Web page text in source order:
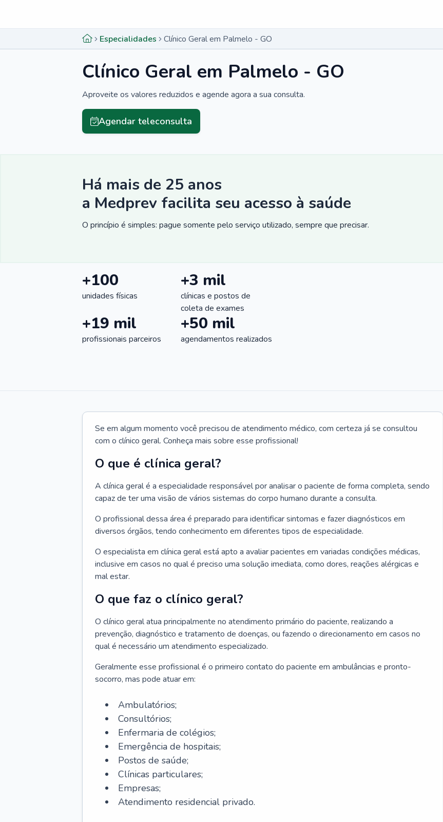
Especialidades Clínico Geral em Palmelo - GO
Clínico Geral em Palmelo - GO
Aproveite os valores reduzidos e agende agora a sua consulta.
Agendar teleconsulta
Há mais de 25 anos
a Medprev facilita seu acesso à saúde
O princípio é simples: pague somente pelo serviço utilizado, sempre que precisar.
+100
unidades físicas
+3 mil
clínicas e postos de
coleta de exames
+19 mil
profissionais parceiros
+50 mil
agendamentos realizados
Se em algum momento você precisou de atendimento médico, com certeza já se consultou
com o clínico geral. Conheça mais sobre esse profissional!
O que é clínica geral?
A clínica geral é a especialidade responsável por analisar o paciente de forma completa, sendo
capaz de ter uma visão de vários sistemas do corpo humano durante a consulta.
O profissional dessa área é preparado para identificar sintomas e fazer diagnósticos em
diversos órgãos, tendo conhecimento em diferentes tipos de especialidade.
O especialista em clínica geral está apto a avaliar pacientes em variadas condições médicas,
inclusive em casos no qual é preciso uma solução imediata, como dores, reações alérgicas e
mal estar.
O que faz o clínico geral?
O clínico geral atua principalmente no atendimento primário do paciente, realizando a
prevenção, diagnóstico e tratamento de doenças, ou fazendo o direcionamento em casos no
qual é necessário um atendimento especializado.
Geralmente esse profissional é o primeiro contato do paciente em ambulâncias e pronto-
socorro, mas pode atuar em:
Ambulatórios;
Consultórios;
Enfermaria de colégios;
Emergência de hospitais;
Postos de saúde;
Clínicas particulares;
Empresas;
Atendimento residencial privado.